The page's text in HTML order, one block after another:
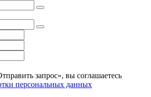
запрос», вы соглашаетесь
персональных данных